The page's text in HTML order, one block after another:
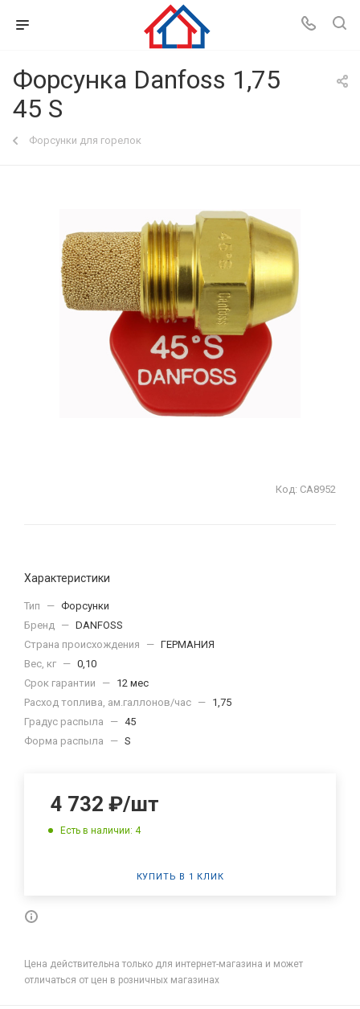
Форсунка Danfoss 1,75
45 S
Форсунки для горелок
Код: СА8952
Характеристики
Тип — Форсунки
Бренд — DANFOSS
Страна происхождения
— ГЕРМАНИЯ
Вес, кг — 0,10
Срок гарантии
— 12 мес
Расход топлива, ам.галлонов/час — 1,75
Градус распыла
— 45
Форма распыла
— S
4 732 ₽/шт
Есть в наличии: 4
КУПИТЬ В 1 КЛИК
Цена действительна только для интернет-магазина и может
отличаться от цен в розничных магазинах